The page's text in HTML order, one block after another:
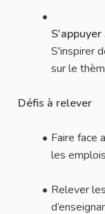
S'inspirer
sur le
Défis à relever
Faire face
les
Relever